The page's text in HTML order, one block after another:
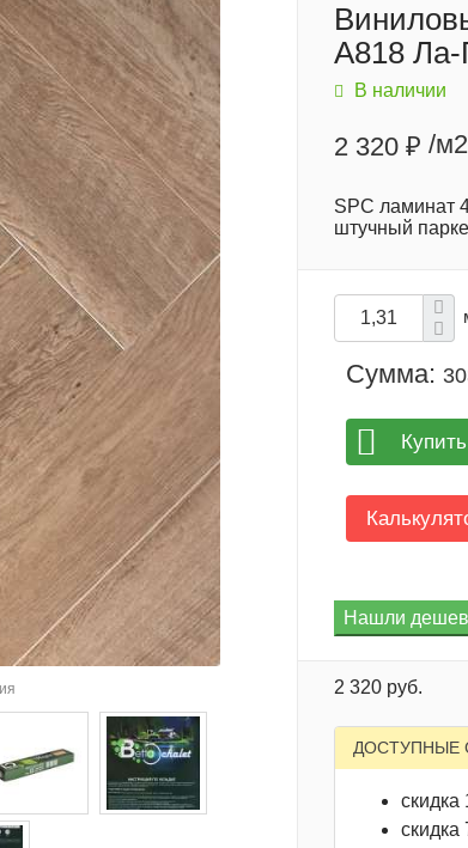
A818
В наличии
2 320 ₽ /м2
SPC ламинат
штучный
Сумма:
Купить
2 320 руб.
ДОСТУПНЫЕ
скидка
скидка